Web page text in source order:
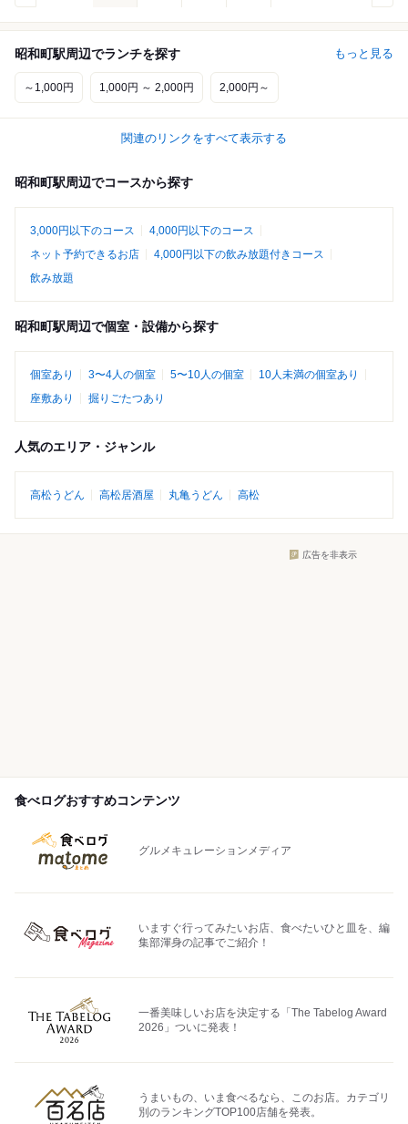
昭和町駅周辺でランチを探す もっと見る
～1,000円 1,000円 ～ 2,000円 2,000円～
関連のリンクをすべて表示する
昭和町駅周辺でコースから探す
3,000円以下のコース
4,000円以下のコース
ネット予約できるお店
4,000円以下の飲み放題付きコース
飲み放題
昭和町駅周辺で個室・設備から探す
個室あり 3〜4人の個室 5〜10人の個室
10人未満の個室あり
座敷あり
掘りごたつあり
人気のエリア・ジャンル
高松うどん 高松居酒屋 丸亀うどん 高松
広告を非表示
食べログおすすめコンテンツ
グルメキュレーションメディア
いますぐ行ってみたいお店、食べたいひと皿を、編
集部渾身の記事でご紹介！
一番美味しいお店を決定する「The Tabelog Award
2026」ついに発表！
うまいもの、いま食べるなら、このお店。カテゴリ
別のランキングTOP100店舗を発表。